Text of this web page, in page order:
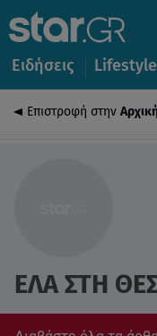
Ειδήσεις Lifestyle
Επιστροφή στην
ΕΛΑ ΣΤΗ